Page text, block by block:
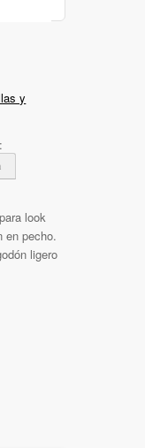
y
look
en pecho.
ligero